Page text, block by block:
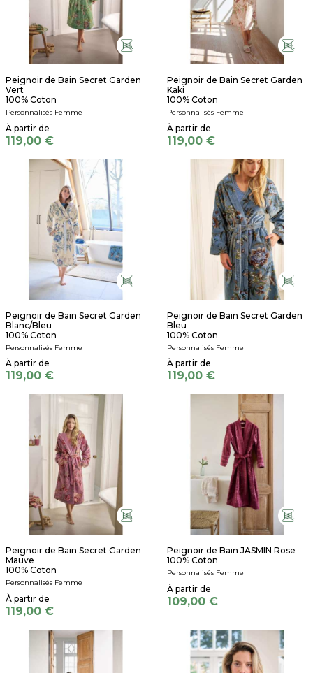
Peignoir de Bain Secret Garden
Vert
100% Coton
Personnalisés Femme
119,00 €
Peignoir de Bain Secret Garden
Kaki
100% Coton
Personnalisés Femme
119,00 €
Peignoir de Bain Secret Garden
Blanc/Bleu
100% Coton
Personnalisés Femme
119,00 €
Peignoir de Bain Secret Garden
Bleu
100% Coton
Personnalisés Femme
119,00 €
Peignoir de Bain Secret Garden
Mauve
100% Coton
Personnalisés Femme
119,00 €
Peignoir de Bain JASMIN Rose
100% Coton
Personnalisés Femme
109,00 €